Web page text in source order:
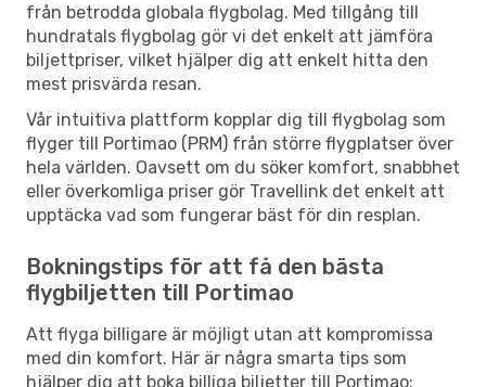
från betrodda globala flygbolag. Med tillgång till
hundratals flygbolag gör vi det enkelt att jämföra
biljettpriser, vilket hjälper dig att enkelt hitta den
mest prisvärda resan.
Vår intuitiva plattform kopplar dig till flygbolag som
flyger till Portimao (PRM) från större flygplatser över
hela världen. Oavsett om du söker komfort, snabbhet
eller överkomliga priser gör Travellink det enkelt att
upptäcka vad som fungerar bäst för din resplan.
Bokningstips för att få den bästa
flygbiljetten till Portimao
Att flyga billigare är möjligt utan att kompromissa
med din komfort. Här är några smarta tips som
hjälper dig att boka billiga biljetter till Portimao: